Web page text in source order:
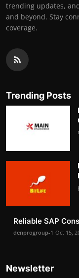
trending updates,
and beyond. Stay
coverage.
Trending Posts
Reliable SAP
denprogroup-1 Oct 15,
Newsletter